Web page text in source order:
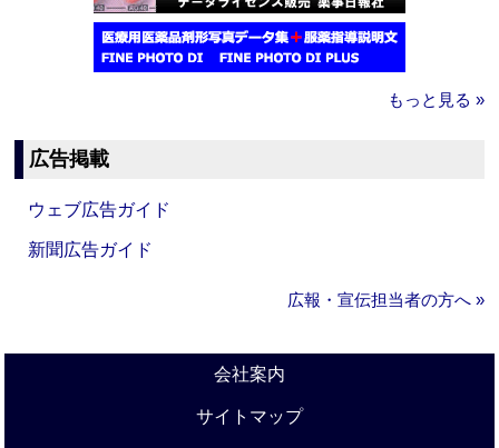
もっと見る »
広告掲載
ウェブ広告ガイド
新聞広告ガイド
広報・宣伝担当者の方へ »
会社案内
サイトマップ